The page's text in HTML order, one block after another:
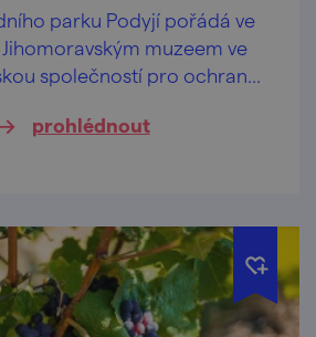
parku Podyjí pořádá ve
muzeem ve
společností pro ochranu
netopýry.
prohlédnout